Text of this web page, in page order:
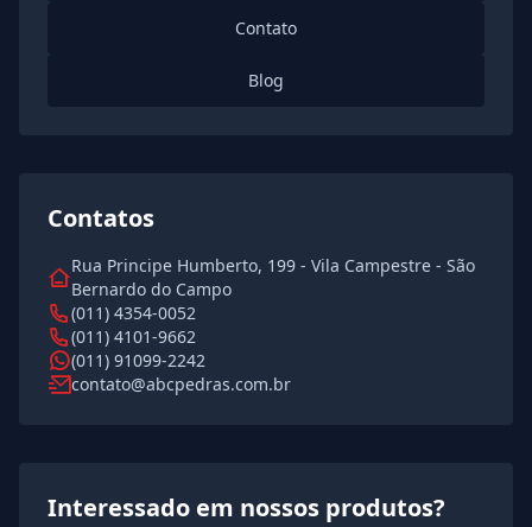
Contato
Blog
Contatos
Rua Principe Humberto, 199 - Vila Campestre - São
Bernardo do Campo
(011) 4354-0052
(011) 4101-9662
(011) 91099-2242
contato@abcpedras.com.br
Interessado em nossos produtos?